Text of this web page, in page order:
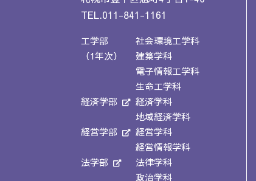
TEL.011-841-1161
工学部
（1年次）
社会環境工学科
建築学科
電子情報工学科
生命工学科
経済学部
経済学科
地域経済学科
経営学部
経営学科
経営情報学科
法学部
法律学科
政治学科